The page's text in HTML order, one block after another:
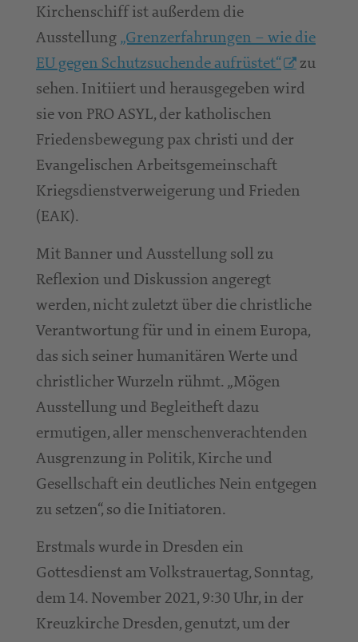
Kirchenschiff ist außerdem die
Ausstellung„Grenzerfahrungen – wie die
EU gegen Schutzsuchende aufrüstet“
zu
sehen. Initiiert und herausgegeben wird
sie von PRO ASYL, der katholischen
Friedensbewegung pax christi und der
Evangelischen Arbeitsgemeinschaft
Kriegsdienstverweigerung und Frieden
(EAK).
Mit Banner und Ausstellung soll zu
Reflexion und Diskussion angeregt
werden, nicht zuletzt über die christliche
Verantwortung für und in einem Europa,
das sich seiner humanitären Werte und
christlicher Wurzeln rühmt. „Mögen
Ausstellung und Begleitheft dazu
ermutigen, aller menschenverachtenden
Ausgrenzung in Politik, Kirche und
Gesellschaft ein deutliches Nein entgegen
zu setzen“, so die Initiatoren.
Erstmals wurde in Dresden ein
Gottesdienst am Volkstrauertag, Sonntag,
dem 14. November 2021, 9:30 Uhr, in der
Kreuzkirche Dresden, genutzt, um der